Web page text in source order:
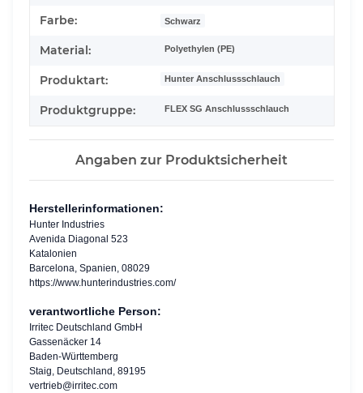
Farbe: Schwarz
Material: Polyethylen (PE)
Produktart: Hunter Anschlussschlauch
Produktgruppe: FLEX SG Anschlussschlauch
Angaben zur Produktsicherheit
Herstellerinformationen:
Hunter Industries
Avenida Diagonal 523
Katalonien
Barcelona, Spanien, 08029
https://www.hunterindustries.com/
verantwortliche Person:
Irritec Deutschland GmbH
Gassenäcker 14
Baden-Württemberg
Staig, Deutschland, 89195
vertrieb@irritec.com